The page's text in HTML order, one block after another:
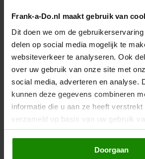
Frank-a-Do.nl maakt gebruik van
Dit doen we om de
delen op social media mogelijk te
websiteverkeer te analyseren. Ook
over uw gebruik van onze site met
social media, adverteren en analyse.
kunnen deze gegevens combineren
informatie die u aan ze heeft verstrekt
verzameld op basis van uw gebruik
services. Door op de knop
Doorgaan
Advies gewenst of
onderwerp?
Neem contact op Terug
DEEL VIA